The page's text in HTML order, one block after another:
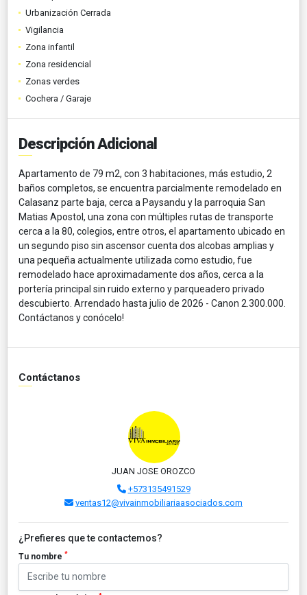
Urbanización Cerrada
Vigilancia
Zona infantil
Zona residencial
Zonas verdes
Cochera / Garaje
Descripción Adicional
Apartamento de 79 m2, con 3 habitaciones, más estudio, 2
baños completos, se encuentra parcialmente remodelado en
Calasanz parte baja, cerca a Paysandu y la parroquia San
Matias Apostol, una zona con múltiples rutas de transporte
cerca a la 80, colegios, entre otros, el apartamento ubicado en
un segundo piso sin ascensor cuenta dos alcobas amplias y
una pequeña actualmente utilizada como estudio, fue
remodelado hace aproximadamente dos años, cerca a la
portería principal sin ruido externo y parqueadero privado
descubierto. Arrendado hasta julio de 2026 - Canon 2.300.000.
Contáctanos y conócelo!
Contáctanos
JUAN JOSE OROZCO
+573135491529
ventas12@vivainmobiliariaasociados.com
¿Prefieres que te contactemos?
Tu nombre *